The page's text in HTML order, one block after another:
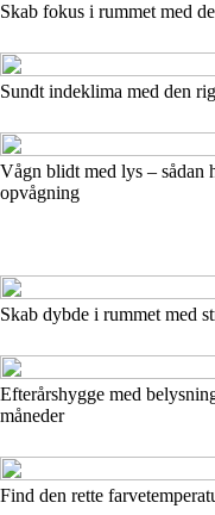
Skab fokus i rummet med
Sundt indeklima med den
Vågn blidt med lys –
opvågning
Skab dybde i rummet med
Efterårshygge med
måneder
Find den rette